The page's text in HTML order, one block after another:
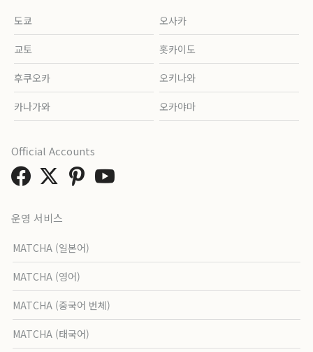
도쿄 오사카
교토 홋카이도
후쿠오카 오키나와
카나가와 오카야마
운영 서비스
MATCHA (일본어)
MATCHA (영어)
MATCHA (중국어 번체)
MATCHA (태국어)
Official Accounts